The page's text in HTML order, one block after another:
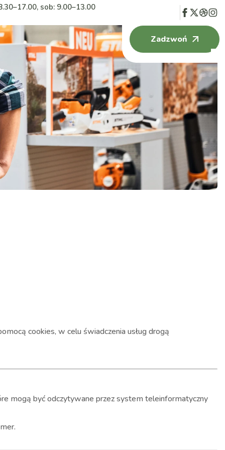
sob: 9.00–13.00
Zadzwoń
cookies, w celu świadczenia usług drogą
mogą być odczytywane przez system teleinformatyczny